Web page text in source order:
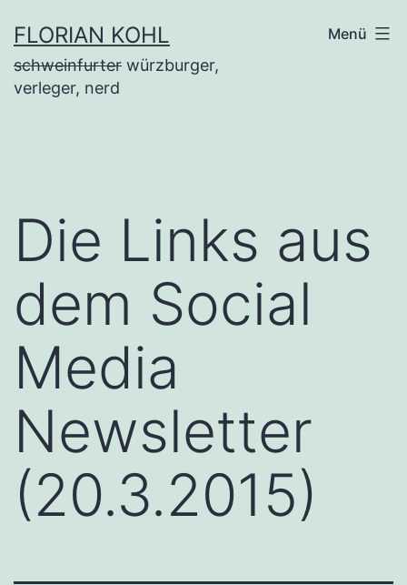
Inhalt
springen
FLORIAN KOHL
schweinfurter würzburger,
verleger, nerd
Menü
Die Links aus
dem Social
Media
Newsletter
(20.3.2015)